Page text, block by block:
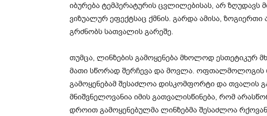
იბურება ტემპერატურის ცვლილებისას, არ ზღუდავს
ვიზუალურ ეფექტსაც ქმნის. გარდა ამისა,
გრძნობს სათვალის გარეშე.
თუმცა, ლინზების გამოყენება მხოლოდ ესთეტიკურ
მათი სწორად შერჩევა და მოვლა. ოფთალმოლოგის
გამოყენებამ შესაძლოა დისკომფორტი და თვალის
მნიშვნელოვანია იმის გათვალისწინება, რომ
დროით გამოყენებულმა ლინზებმა შესაძლოა